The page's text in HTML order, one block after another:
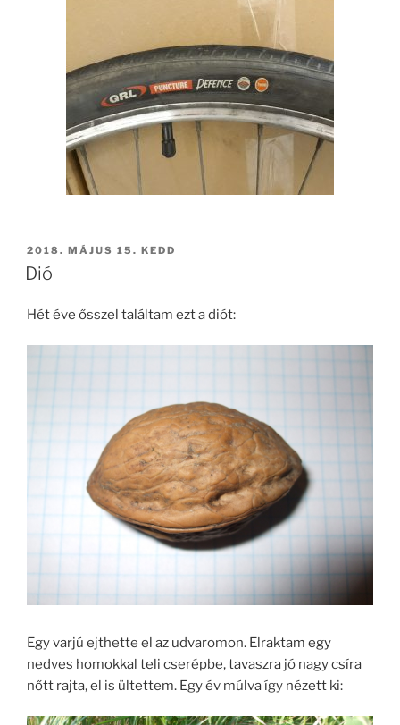
BEKÜLDVE:
2018. MÁJUS 15. KEDD
Dió
Hét éve ősszel találtam ezt a diót:
Egy varjú ejthette el az udvaromon. Elraktam egy
nedves homokkal teli cserépbe, tavaszra jó nagy csíra
nőtt rajta, el is ültettem. Egy év múlva így nézett ki: